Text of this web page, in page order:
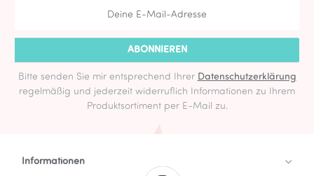
ABONNIEREN
Bitte senden Sie mir entsprechend Ihrer Datenschutzerklärung
regelmäßig und jederzeit widerruflich Informationen zu Ihrem
Produktsortiment per E-Mail zu.
Informationen